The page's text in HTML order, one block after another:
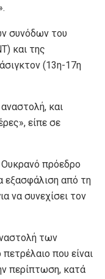
συνόδων του
και της
(13η-17η
και
είπε σε
πρόεδρο
εξασφάλιση από τη
να συνεχίσει τον
των
που είναι
περίπτωση, κατά